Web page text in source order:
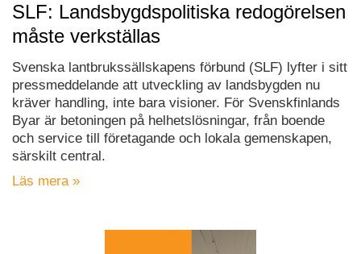
SLF: Landsbygdspolitiska redogörelsen
måste verkställas
Svenska lantbrukssällskapens förbund (SLF) lyfter i sitt
pressmeddelande att utveckling av landsbygden nu
kräver handling, inte bara visioner. För Svenskfinlands
Byar är betoningen på helhetslösningar, från boende
och service till företagande och lokala gemenskapen,
särskilt central.
Läs mera »